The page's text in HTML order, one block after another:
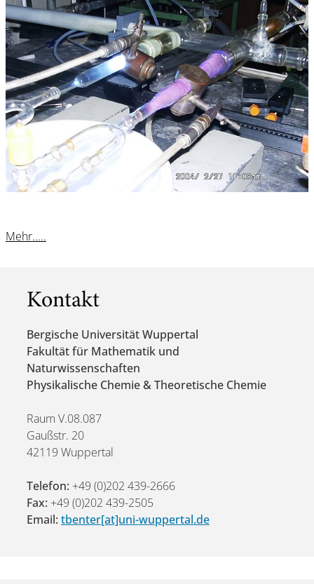
Mehr.....
Kontakt
Bergische Universität Wuppertal
Fakultät für Mathematik und
Naturwissenschaften
Physikalische Chemie & Theoretische Chemie
Raum V.08.087
Gaußstr. 20
42119 Wuppertal
Telefon: +49 (0)202 439-2666
Fax: +49 (0)202 439-2505
Email: tbenter[at]uni-wuppertal.de